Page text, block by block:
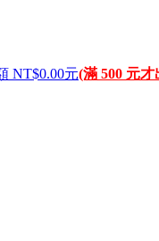
NT$0.00元(滿 500 元才